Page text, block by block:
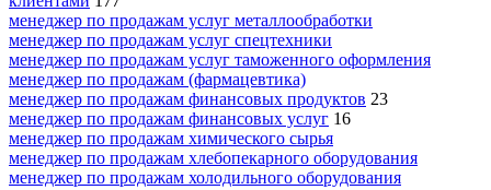
менеджер по продажам услуг металлообработки
менеджер по продажам услуг спецтехники
менеджер по продажам услуг таможенного оформления
менеджер по продажам (фармацевтика)
менеджер по продажам финансовых продуктов 23
менеджер по продажам финансовых услуг 16
менеджер по продажам химического сырья
менеджер по продажам хлебопекарного оборудования
менеджер по продажам холодильного оборудования